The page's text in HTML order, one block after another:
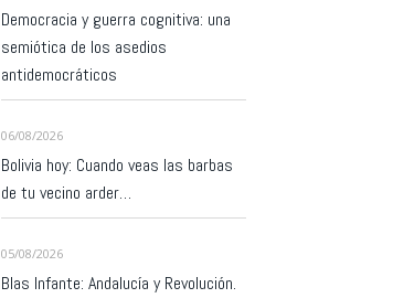
Democracia y guerra cognitiva: una
semiótica de los asedios
antidemocráticos
06/08/2026
Bolivia hoy: Cuando veas las barbas
de tu vecino arder…
05/08/2026
Blas Infante: Andalucía y Revolución.